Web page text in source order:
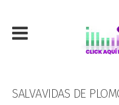
SALVAVIDAS DE